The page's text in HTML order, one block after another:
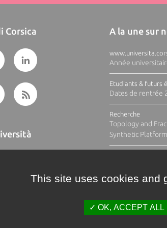
Corsica A la une sur
Année
Etudiants & futurs
Dates de rentrée
Recherche
Topology and
Synthetic
This site uses cookies and
OK, ACCEPT ALL